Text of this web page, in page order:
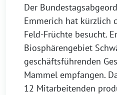
Der
Emmerich hat kürzlich
Feld-Früchte besucht.
Biosphärengebiet
geschäftsführenden
Mammel empfangen.
12 Mitarbeitenden